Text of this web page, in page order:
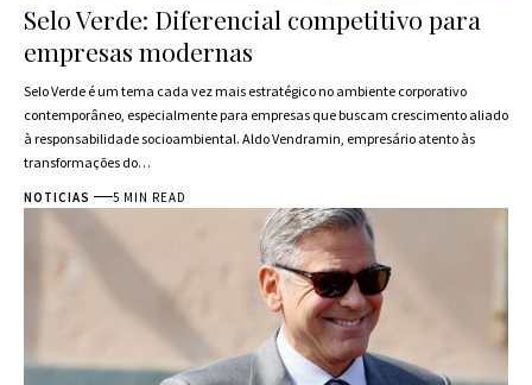
Selo Verde: Diferencial competitivo para
empresas modernas
Selo Verde é um tema cada vez mais estratégico no ambiente corporativo
contemporâneo, especialmente para empresas que buscam crescimento aliado
à responsabilidade socioambiental. Aldo Vendramin, empresário atento às
transformações do…
NOTICIAS 5 MIN READ